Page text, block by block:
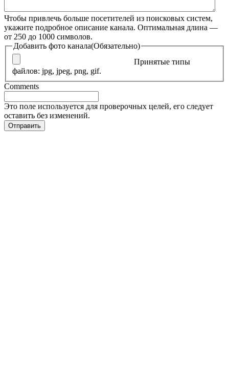
Чтобы привлечь больше посетителей из поисковых систем,
укажите подробное описание канала. Оптимальная длина —
от 250 до 1000 символов.
Добавить фото канала(Обязательно)
Принятые типы
файлов: jpg, jpeg, png, gif.
Comments
Это поле используется для проверочных целей, его следует
оставить без изменений.